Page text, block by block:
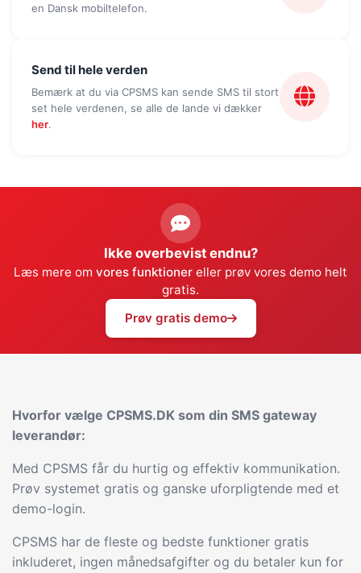
en Dansk mobiltelefon.
Send til hele verden
Bemærk at du via CPSMS kan sende SMS til stort
set hele verdenen, se alle de lande vi dækker
her.
Ikke overbevist endnu?
Læs mere om vores funktioner eller prøv vores demo helt
gratis.
Prøv gratis demo
Hvorfor vælge CPSMS.DK som din SMS gateway
leverandør:
Med CPSMS får du hurtig og effektiv kommunikation.
Prøv systemet gratis og ganske uforpligtende med et
demo-login.
CPSMS har de fleste og bedste funktioner gratis
inkluderet, ingen månedsafgifter og du betaler kun for